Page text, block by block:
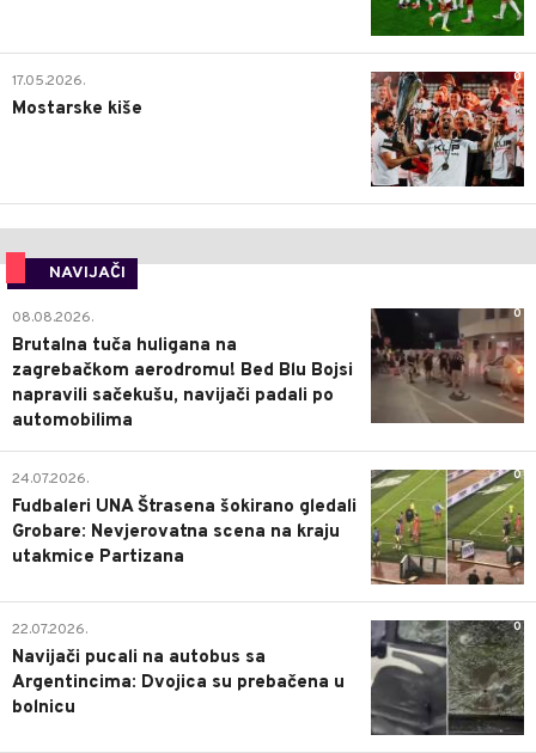
0
17.05.2026.
Mostarske kiše
NAVIJAČI
0
08.08.2026.
Brutalna tuča huligana na
zagrebačkom aerodromu! Bed Blu Bojsi
napravili sačekušu, navijači padali po
automobilima
0
24.07.2026.
Fudbaleri UNA Štrasena šokirano gledali
Grobare: Nevjerovatna scena na kraju
utakmice Partizana
0
22.07.2026.
Navijači pucali na autobus sa
Argentincima: Dvojica su prebačena u
bolnicu